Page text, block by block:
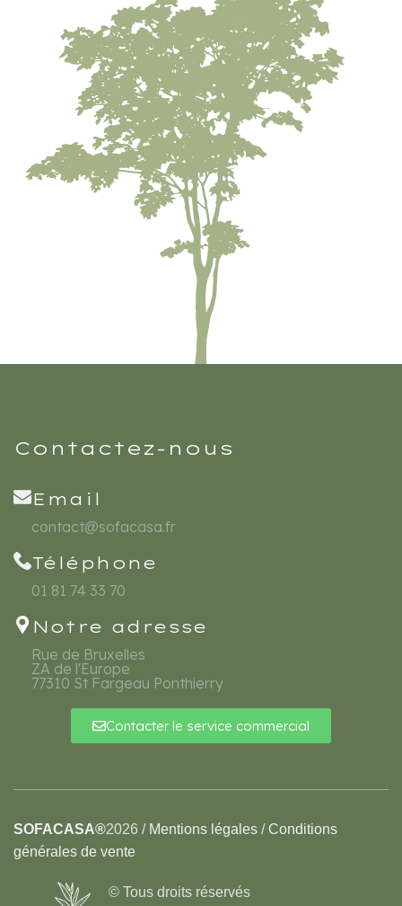
Contactez-nous
Email
contact@sofacasa.fr
Téléphone
01 81 74 33 70
Notre adresse
Rue de Bruxelles
ZA de l'Europe
77310 St Fargeau Ponthierry
Contacter le service commercial
SOFACASA®2026 / Mentions légales /Conditions
générales de vente
© Tous droits réservés